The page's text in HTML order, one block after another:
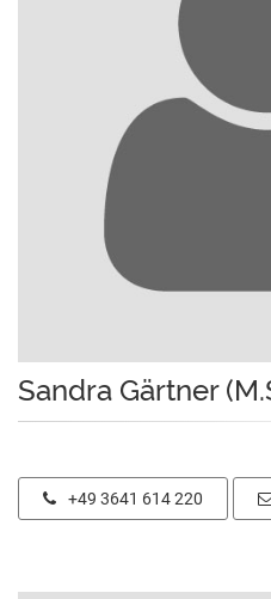
Sandra Gärtner
+49 3641 614 220